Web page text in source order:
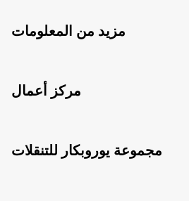
مزيد من المعلومات
مركز أعمال
مجموعة يوروبكار للتنقلات